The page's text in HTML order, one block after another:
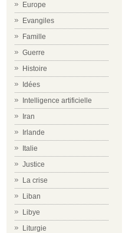
Europe
Evangiles
Famille
Guerre
Histoire
Idées
Intelligence artificielle
Iran
Irlande
Italie
Justice
La crise
Liban
Libye
Liturgie